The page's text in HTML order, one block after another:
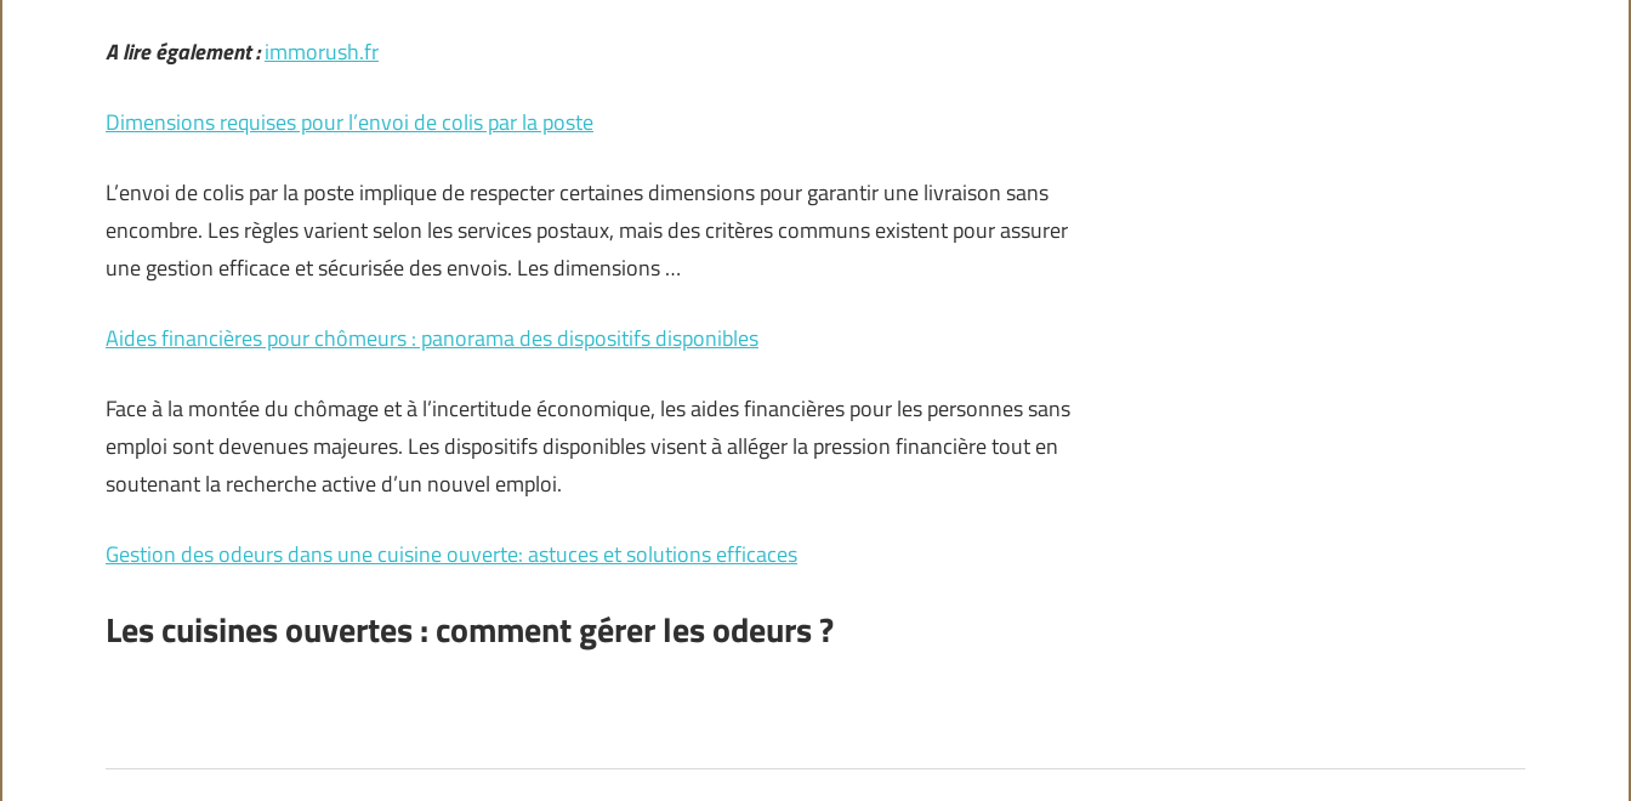
A lire également :immorush.fr
Dimensions requises pour l’envoi de colis par la poste
L’envoi de colis par la poste implique de respecter certaines dimensions pour garantir une livraison sans
encombre. Les règles varient selon les services postaux, mais des critères communs existent pour assurer
une gestion efficace et sécurisée des envois. Les dimensions …
Aides financières pour chômeurs : panorama des dispositifs disponibles
Face à la montée du chômage et à l’incertitude économique, les aides financières pour les personnes sans
emploi sont devenues majeures. Les dispositifs disponibles visent à alléger la pression financière tout en
soutenant la recherche active d’un nouvel emploi.
Gestion des odeurs dans une cuisine ouverte: astuces et solutions efficaces
Les cuisines ouvertes : comment gérer les odeurs ?